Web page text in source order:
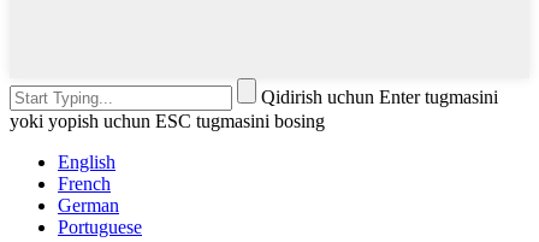
Qidirish uchun Enter tugmasini
yoki yopish uchun ESC tugmasini bosing
English
French
German
Portuguese